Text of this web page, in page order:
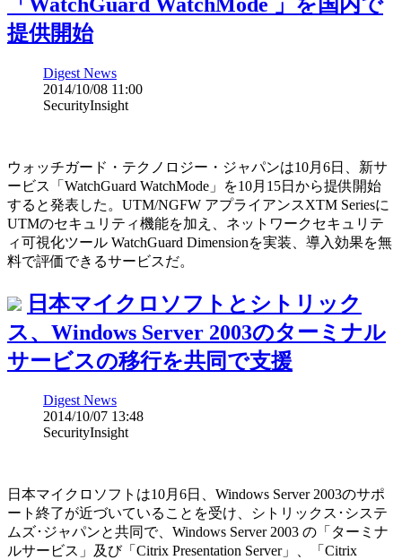
提供開始
Digest News
2014/10/08 11:00
SecurityInsight
ウォッチガード・テクノロジー・ジャパンは10月6日、新サ
ービス「WatchGuard WatchMode」を10月15日から提供開始
すると発表した。UTM/NGFW アプライアンスXTM Seriesに
UTMのセキュリティ機能を加え、ネットワークセキュリテ
ィ可視化ツール WatchGuard Dimensionを実装、導入効果を無
料で評価できるサービスだ。
日本マイクロソフトとシトリック
ス、Windows Server 2003のターミナル
サービスの移行を共同で支援
Digest News
2014/10/07 13:48
SecurityInsight
日本マイクロソフトは10月6日、Windows Server 2003のサポ
ート終了が近づいていることを受け、シトリックス･システ
ムズ･ジャパンと共同で、Windows Server 2003 の「ターミナ
ルサービス」及び「Citrix Presentation Server」、「Citrix